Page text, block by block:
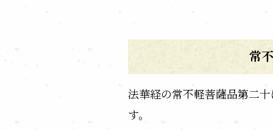
常
法華経の常不軽菩薩品第二
す。